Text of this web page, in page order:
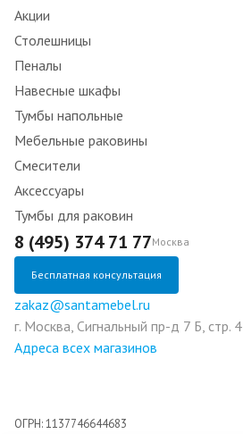
Акции
Столешницы
Пеналы
Навесные шкафы
Тумбы напольные
Мебельные раковины
Смесители
Аксессуары
Тумбы для раковин
8 (495) 374 71 77Москва
Бесплатная консультация
zakaz@santamebel.ru
г. Москва, Сигнальный пр-д 7 Б, стр. 4
Адреса всех магазинов
ОГРН: 1137746644683